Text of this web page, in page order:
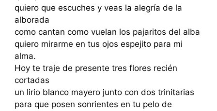
quiero que escuches y veas la alegría de la
alborada
como cantan como vuelan los pajaritos del alba
quiero mirarme en tus ojos espejito para mi
alma.
Hoy te traje de presente tres flores recién
cortadas
un lirio blanco mayero junto con dos trinitarias
para que posen sonrientes en tu pelo de